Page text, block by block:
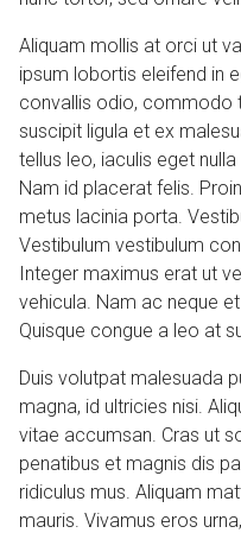
Aliquam mollis at orci ut
ipsum lobortis eleifend in
convallis odio, commodo
suscipit ligula et ex
tellus leo, iaculis eget
Nam id placerat felis.
metus lacinia porta.
Vestibulum vestibulum
Integer maximus erat ut
vehicula. Nam ac neque
Quisque congue a leo at
Duis volutpat malesuada
magna, id ultricies nisi.
vitae accumsan. Cras ut
penatibus et magnis dis
ridiculus mus. Aliquam
mauris. Vivamus eros